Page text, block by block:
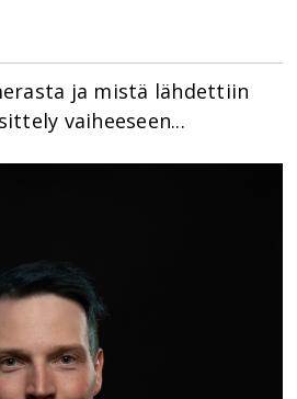
ja mistä lähdettiin
vaiheeseen...